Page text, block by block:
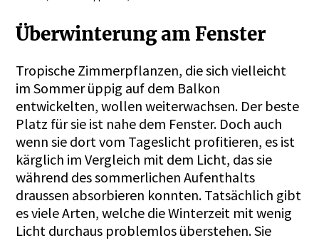
Überwinterung am Fenster
Tropische Zimmerpflanzen, die sich vielleicht
im Sommer üppig auf dem Balkon
entwickelten, wollen weiterwachsen. Der beste
Platz für sie ist nahe dem Fenster. Doch auch
wenn sie dort vom Tageslicht profitieren, es ist
kärglich im Vergleich mit dem Licht, das sie
während des sommerlichen Aufenthalts
draussen absorbieren konnten. Tatsächlich gibt
es viele Arten, welche die Winterzeit mit wenig
Licht durchaus problemlos überstehen. Sie